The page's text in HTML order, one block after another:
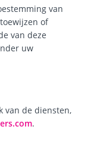
van
of
van deze
uw
van de diensten,
.